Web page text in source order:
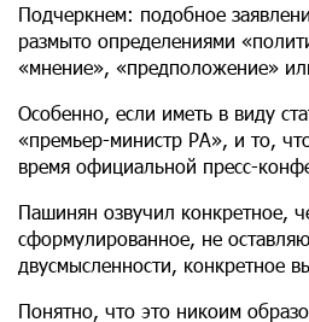
Подчеркнем: подобное
размыто определениями
«мнение», «предположение»
Особенно, если иметь в виду
«премьер-министр РА», и то,
время официальной пресс-
Пашинян озвучил конкретное,
сформулированное, не
двусмысленности, конкретное
Понятно, что это никоим